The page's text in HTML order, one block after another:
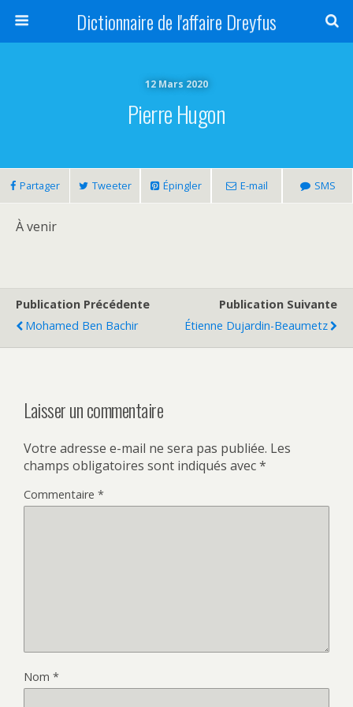
Dictionnaire de l'affaire Dreyfus
12 Mars 2020
Pierre Hugon
Partager Tweeter Épingler E-mail SMS
À venir
Publication Précédente
Mohamed Ben Bachir
Publication Suivante
Étienne Dujardin-Beaumetz
Laisser un commentaire
Votre adresse e-mail ne sera pas publiée. Les
champs obligatoires sont indiqués avec*
Commentaire *
Nom *